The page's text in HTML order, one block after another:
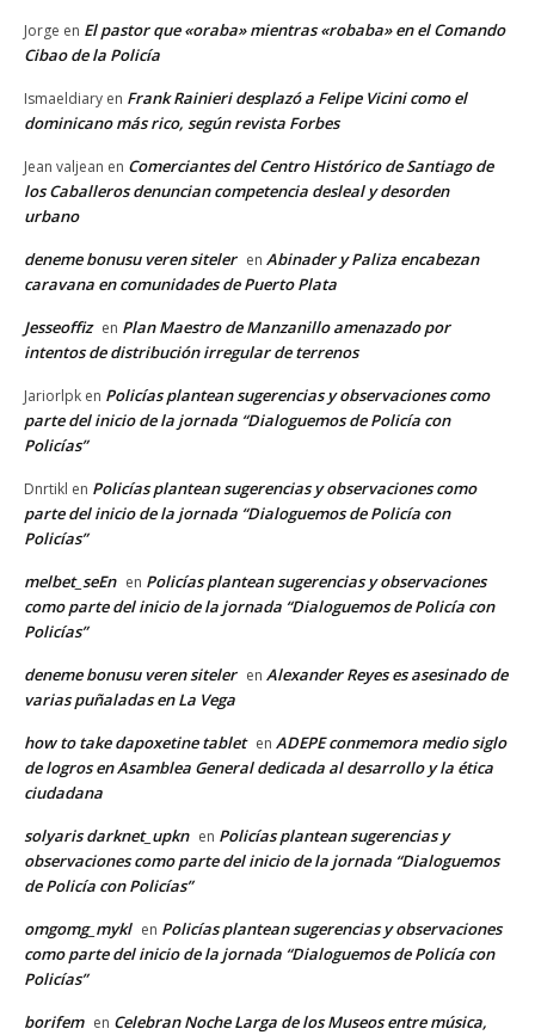
Jorge en El pastor que «oraba» mientras «robaba» en el Comando
Cibao de la Policía
Ismaeldiary en Frank Rainieri desplazó a Felipe Vicini como el
dominicano más rico, según revista Forbes
Jean valjean en Comerciantes del Centro Histórico de Santiago de
los Caballeros denuncian competencia desleal y desorden
urbano
deneme bonusu veren siteler en Abinader y Paliza encabezan
caravana en comunidades de Puerto Plata
Jesseoffiz en Plan Maestro de Manzanillo amenazado por
intentos de distribución irregular de terrenos
Jariorlpk en Policías plantean sugerencias y observaciones como
parte del inicio de la jornada “Dialoguemos de Policía con
Policías”
Dnrtikl en Policías plantean sugerencias y observaciones como
parte del inicio de la jornada “Dialoguemos de Policía con
Policías”
melbet_seEn en Policías plantean sugerencias y observaciones
como parte del inicio de la jornada “Dialoguemos de Policía con
Policías”
deneme bonusu veren siteler en Alexander Reyes es asesinado de
varias puñaladas en La Vega
how to take dapoxetine tablet en ADEPE conmemora medio siglo
de logros en Asamblea General dedicada al desarrollo y la ética
ciudadana
solyaris darknet_upkn en Policías plantean sugerencias y
observaciones como parte del inicio de la jornada “Dialoguemos
de Policía con Policías”
omgomg_mykl en Policías plantean sugerencias y observaciones
como parte del inicio de la jornada “Dialoguemos de Policía con
Policías”
borifem en Celebran Noche Larga de los Museos entre música,